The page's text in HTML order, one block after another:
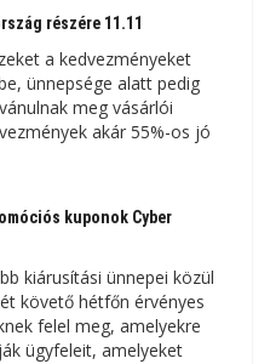
részére 11.11
a kedvezményeket
ünnepsége alatt pedig
meg vásárlói
akár 55%-os jó
kuponok Cyber
kiárusítási ünnepei közül
követő hétfőn érvényes
felel meg, amelyekre
ügyfeleit, amelyeket